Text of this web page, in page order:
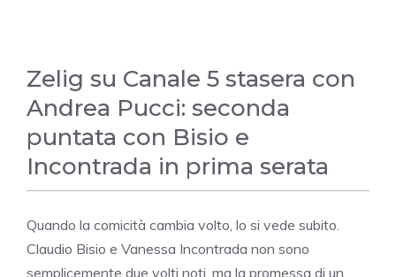
Zelig su Canale 5 stasera con
Andrea Pucci: seconda
puntata con Bisio e
Incontrada in prima serata
Quando la comicità cambia volto, lo si vede subito.
Claudio Bisio e Vanessa Incontrada non sono
semplicemente due volti noti, ma la promessa di un